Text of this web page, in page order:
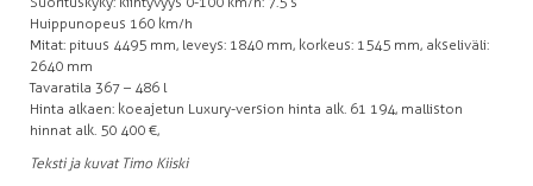
Huippunopeus 160 km/h
Mitat: pituus 4495 mm, leveys: 1840 mm, korkeus: 1545 mm, akseliväli:
2640 mm
Tavaratila 367 – 486 l
Hinta alkaen: koeajetun Luxury-version hinta alk. 61 194, malliston
hinnat alk. 50 400 €,
Teksti ja kuvat Timo Kiiski